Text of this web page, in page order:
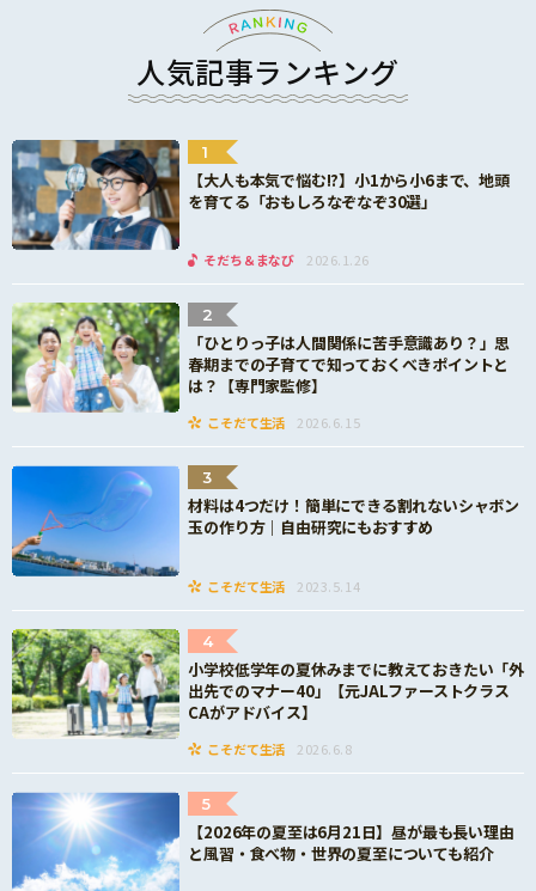
人気記事ランキング
1
【大人も本気で悩む!?】小1から小6まで、地頭
を育てる「おもしろなぞなぞ30選」
そだち＆まなび 2026.1.26
2
「ひとりっ子は人間関係に苦手意識あり？」思
春期までの子育てで知っておくべきポイントと
は？【専門家監修】
こそだて生活 2026.6.15
3
材料は4つだけ！簡単にできる割れないシャボン
玉の作り方｜自由研究にもおすすめ
こそだて生活 2023.5.14
4
小学校低学年の夏休みまでに教えておきたい「外
出先でのマナー40」【元JALファーストクラス
CAがアドバイス】
こそだて生活 2026.6.8
5
【2026年の夏至は6月21日】昼が最も長い理由
と風習・食べ物・世界の夏至についても紹介